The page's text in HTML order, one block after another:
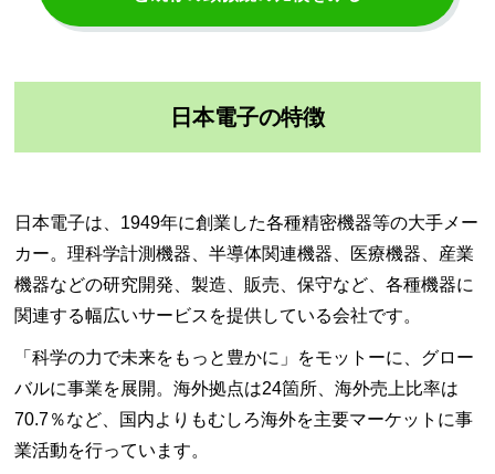
日本電子の特徴
日本電子は、1949年に創業した各種精密機器等の大手メー
カー。理科学計測機器、半導体関連機器、医療機器、産業
機器などの研究開発、製造、販売、保守など、各種機器に
関連する幅広いサービスを提供している会社です。
「科学の力で未来をもっと豊かに」をモットーに、グロー
バルに事業を展開。海外拠点は24箇所、海外売上比率は
70.7％など、国内よりもむしろ海外を主要マーケットに事
業活動を行っています。